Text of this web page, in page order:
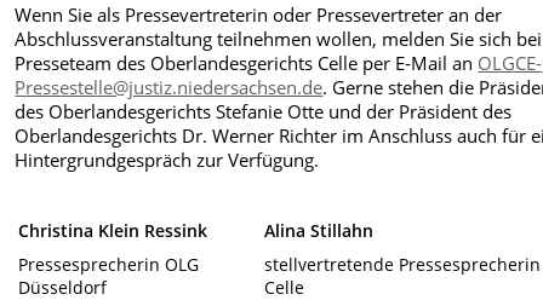
Wenn Sie als Pressevertreterin oder Pressevertreter an der
Abschlussveranstaltung teilnehmen wollen, melden Sie sich
Presseteam des Oberlandesgerichts Celle per E-Mail an OLGCE-
Pressestelle@justiz.niedersachsen.de. Gerne stehen die
des Oberlandesgerichts Stefanie Otte und der Präsident des
Oberlandesgerichts Dr. Werner Richter im Anschluss auch für
Hintergrundgespräch zur Verfügung.
Christina Klein Ressink
Pressesprecherin OLG
Düsseldorf
Alina Stillahn
stellvertretende Pressesprecherin
Celle